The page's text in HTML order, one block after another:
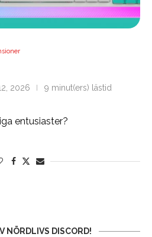
2026 9 minut(ers) lästid
entusiaster?
NÖRDLIVS DISCORD!